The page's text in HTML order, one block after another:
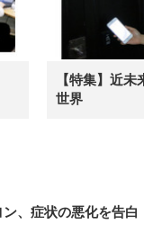
【特集】近
世界
、症状の悪化を告白